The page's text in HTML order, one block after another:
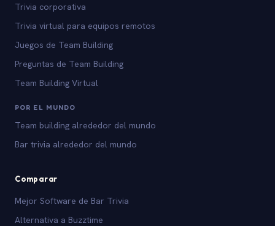
Trivia corporativa
Trivia virtual para equipos remotos
Juegos de Team Building
Preguntas de Team Building
Team Building Virtual
POR EL MUNDO
Team building alrededor del mundo
Bar trivia alrededor del mundo
Comparar
Mejor Software de Bar Trivia
Alternativa a Buzztime